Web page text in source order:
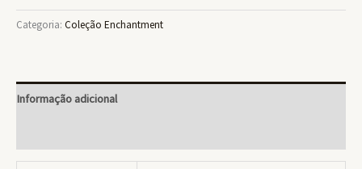
Categoria: Coleção Enchantment
Informação adicional